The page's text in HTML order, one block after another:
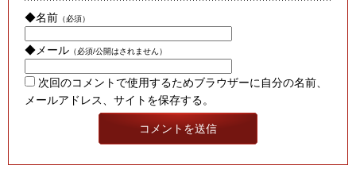
◆名前 （必須）
◆メール （必須/公開はされません）
次回のコメントで使用するためブラウザーに自分の名前、
メールアドレス、サイトを保存する。